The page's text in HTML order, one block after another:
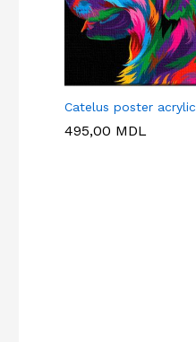
Catelus poster acrylic
495,00 MDL
495,00 MDL